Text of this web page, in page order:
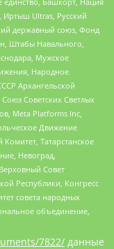
Иртыш Ultras, Русский
державный союз, Фонд
Штабы Навального,
Мужское
Народное
Архангельской
Советских Светлых
Meta Platforms Inc,
Движение
Татарстанское
Невоград,
Совет
Республики, Конгресс
совета народных
объединение,
7822/ данные